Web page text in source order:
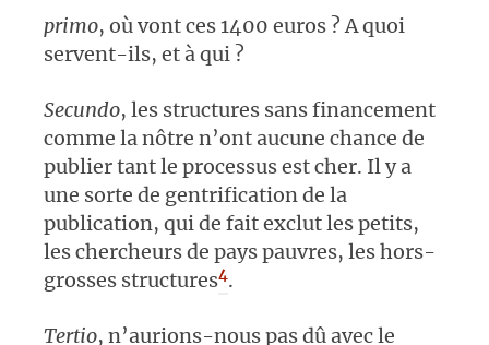
primo, où vont ces 1400 euros ? A quoi
servent-ils, et à qui ?
Secundo, les structures sans financement
comme la nôtre n’ont aucune chance de
publier tant le processus est cher. Il y a
une sorte de gentrification de la
publication, qui de fait exclut les petits,
les chercheurs de pays pauvres, les hors-
grosses structures4.
Tertio, n’aurions-nous pas dû avec le